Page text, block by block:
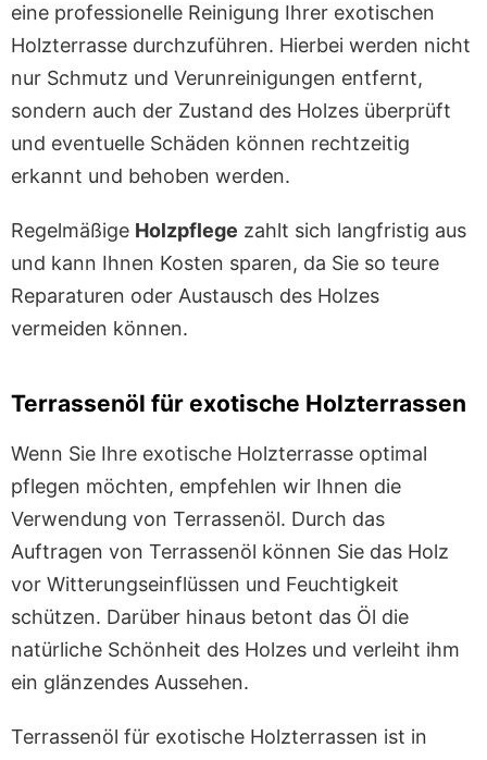
eine professionelle Reinigung Ihrer exotischen
Holzterrasse durchzuführen. Hierbei werden nicht
nur Schmutz und Verunreinigungen entfernt,
sondern auch der Zustand des Holzes überprüft
und eventuelle Schäden können rechtzeitig
erkannt und behoben werden.
Regelmäßige Holzpflege zahlt sich langfristig aus
und kann Ihnen Kosten sparen, da Sie so teure
Reparaturen oder Austausch des Holzes
vermeiden können.
Terrassenöl für exotische Holzterrassen
Wenn Sie Ihre exotische Holzterrasse optimal
pflegen möchten, empfehlen wir Ihnen die
Verwendung von Terrassenöl. Durch das
Auftragen von Terrassenöl können Sie das Holz
vor Witterungseinflüssen und Feuchtigkeit
schützen. Darüber hinaus betont das Öl die
natürliche Schönheit des Holzes und verleiht ihm
ein glänzendes Aussehen.
Terrassenöl für exotische Holzterrassen ist in